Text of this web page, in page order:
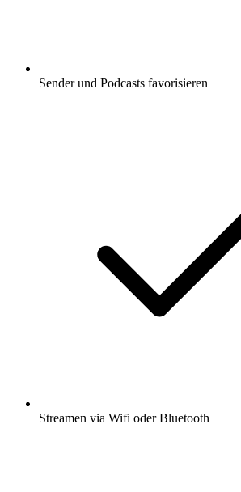
Sender und Podcasts favorisieren
Streamen via Wifi oder Bluetooth